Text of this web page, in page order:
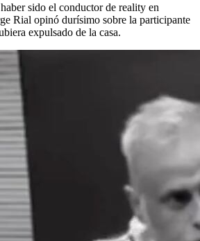
sido el conductor de reality en
Rial opinó durísimo sobre la participante
expulsado de la casa.